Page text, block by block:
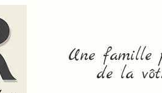
Une famille
de la